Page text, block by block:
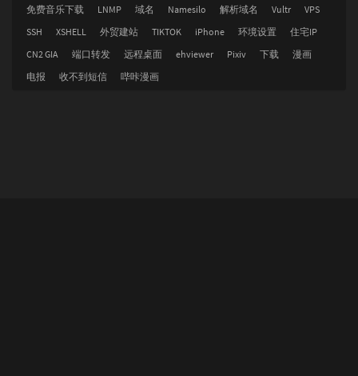
免费音乐下载
LNMP 域名 Namesilo 解析域名 Vultr
VPS
SSH
XSHELL 外贸建站 TIKTOK iPhone 环境设置
住宅IP
CN2 GIA
端口转发 远程桌面 ehviewer Pixiv 下载
漫画
电报
收不到短信 哔咔漫画